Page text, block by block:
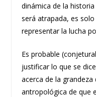
dinámica de la
será atrapada, es
representar la lucha
Es probable
justificar lo que se
acerca de la
antropológica de que